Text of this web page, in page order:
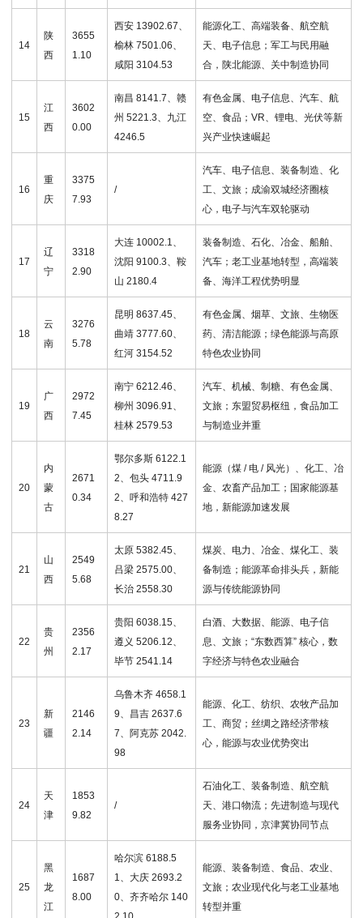
14
陕
西
3655
1.10
西安 13902.67、
榆林 7501.06、
咸阳 3104.53
能源化工、高端装备、航空航
天、电子信息；军工与民用融
合，陕北能源、关中制造协同
15
江
西
3602
0.00
南昌 8141.7、赣
州 5221.3、九江
4246.5
有色金属、电子信息、汽车、航
空、食品；VR、锂电、光伏等新
兴产业快速崛起
16
重
庆
3375
7.93
/
汽车、电子信息、装备制造、化
工、文旅；成渝双城经济圈核
心，电子与汽车双轮驱动
17
辽
宁
3318
2.90
大连 10002.1、
沈阳 9100.3、鞍
山 2180.4
装备制造、石化、冶金、船舶、
汽车；老工业基地转型，高端装
备、海洋工程优势明显
18
云
南
3276
5.78
昆明 8637.45、
曲靖 3777.60、
红河 3154.52
有色金属、烟草、文旅、生物医
药、清洁能源；绿色能源与高原
特色农业协同
19
广
西
2972
7.45
南宁 6212.46、
柳州 3096.91、
桂林 2579.53
汽车、机械、制糖、有色金属、
文旅；东盟贸易枢纽，食品加工
与制造业并重
20
内
蒙
古
2671
0.34
鄂尔多斯 6122.1
2、包头 4711.9
2、呼和浩特 427
8.27
能源（煤 / 电 / 风光）、化工、冶
金、农畜产品加工；国家能源基
地，新能源加速发展
21
山
西
2549
5.68
太原 5382.45、
吕梁 2575.00、
长治 2558.30
煤炭、电力、冶金、煤化工、装
备制造；能源革命排头兵，新能
源与传统能源协同
22
贵
州
2356
2.17
贵阳 6038.15、
遵义 5206.12、
毕节 2541.14
白酒、大数据、能源、电子信
息、文旅；“东数西算” 核心，数
字经济与特色农业融合
23
新
疆
2146
2.14
乌鲁木齐 4658.1
9、昌吉 2637.6
7、阿克苏 2042.
98
能源、化工、纺织、农牧产品加
工、商贸；丝绸之路经济带核
心，能源与农业优势突出
24
天
津
1853
9.82
/
石油化工、装备制造、航空航
天、港口物流；先进制造与现代
服务业协同，京津冀协同节点
25
黑
龙
江
1687
8.00
哈尔滨 6188.5
1、大庆 2693.2
0、齐齐哈尔 140
能源、装备制造、食品、农业、
文旅；农业现代化与老工业基地
转型并重